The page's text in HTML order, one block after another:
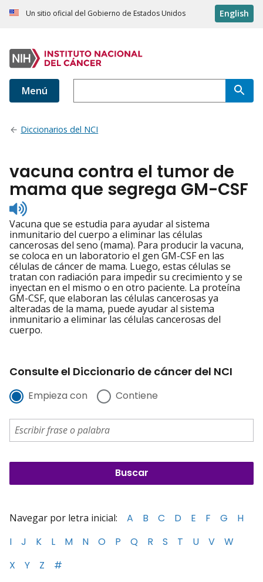
Un sitio oficial del Gobierno de Estados Unidos English
Menú
Diccionarios del NCI
vacuna contra el tumor de
mama que segrega GM-CSF
Listen
to
pronunciation
Vacuna que se estudia para ayudar al sistema
inmunitario del cuerpo a eliminar las células
cancerosas del seno (mama). Para producir la vacuna,
se coloca en un laboratorio el gen GM-CSF en las
células de cáncer de mama. Luego, estas células se
tratan con radiación para impedir su crecimiento y se
inyectan en el mismo o en otro paciente. La proteína
GM-CSF, que elaboran las células cancerosas ya
alteradas de la mama, puede ayudar al sistema
inmunitario a eliminar las células cancerosas del
cuerpo.
Consulte el Diccionario de cáncer del NCI
Empieza con Contiene
Navegar por letra inicial: A B C D E F G
H
I
J K L M N O P Q R S T U V
W
X
Y Z #